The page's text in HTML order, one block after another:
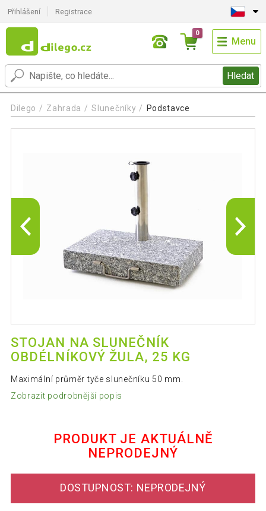
Přihlášení Registrace
Hledat
0
Menu
Dilego Zahrada Slunečníky Podstavce
STOJAN NA SLUNEČNÍK
OBDÉLNÍKOVÝ ŽULA, 25 KG
Maximální průměr tyče slunečníku 50 mm.
Zobrazit podrobnější popis
PRODUKT JE AKTUÁLNĚ
NEPRODEJNÝ
DOSTUPNOST: NEPRODEJNÝ